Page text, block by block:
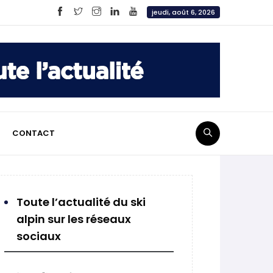
jeudi, août 6, 2026
CONTACT
Toute l’actualité du ski
alpin sur les réseaux
sociaux